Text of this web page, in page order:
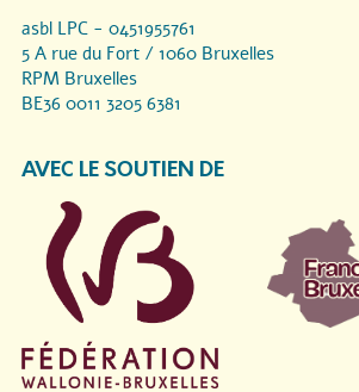
asbl LPC - 0451955761
5 A rue du Fort / 1060 Bruxelles
RPM Bruxelles
BE36 0011 3205 6381
AVEC LE SOUTIEN DE